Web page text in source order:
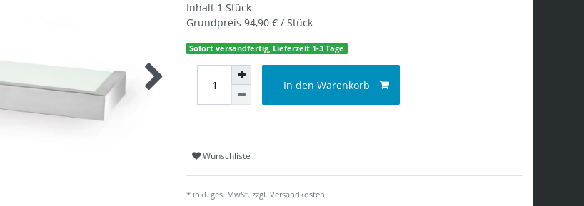
Inhalt 1Stück
Grundpreis94,90 € / Stück
Sofort versandfertig, Lieferzeit 1-3 Tage
In den Warenkorb
Wunschliste
* inkl. ges. MwSt. zzgl.Versandkosten